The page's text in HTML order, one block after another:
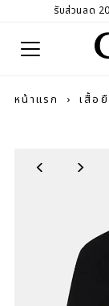
รับส่วนลด
หน้าแรก › เสื้อ